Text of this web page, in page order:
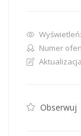
Wyświetleń:
Numer
Obserwuj